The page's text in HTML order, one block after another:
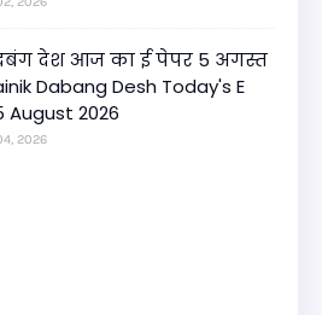
देश आज का ई पेपर 5 अगस्त
Dabang Desh Today's E
August 2026
2026